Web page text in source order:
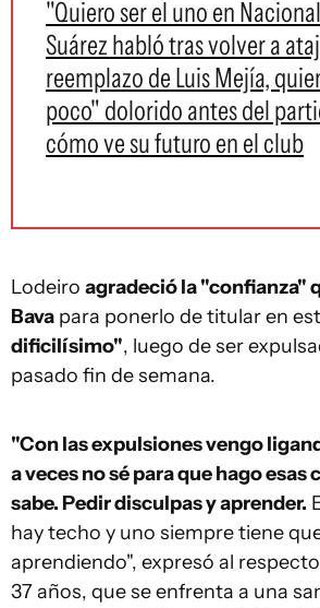
"Quiero ser el uno en
Suárez habló tras volver a
reemplazo de Luis Mejía,
poco" dolorido antes del
cómo ve su futuro en el club
Lodeiro agradeció la "confianza"
Bava para ponerlo de titular en
dificilísimo", luego de ser
pasado fin de semana.
"Con las expulsiones vengo
a veces no sé para que hago esas
sabe. Pedir disculpas y aprender.
hay techo y uno siempre tiene
aprendiendo", expresó al
37 años, que se enfrenta a una